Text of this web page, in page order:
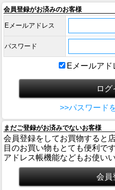
会員登録がお済みのお客様
Eメールアドレス
パスワード
Eメールアド
>>パスワード
まだご登録がお済みでないお客様
会員登録をしてお買物すると
目のお買い物もとても便利です
アドレス帳機能などもお使い